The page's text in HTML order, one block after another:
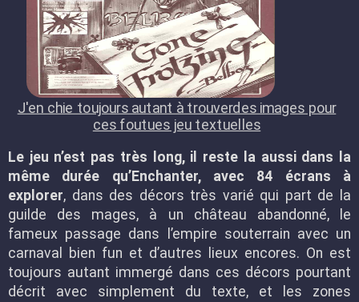
J'en chie toujours autant à trouverdes images pour
ces foutues jeu textuelles
Le jeu n’est pas très long, il reste la aussi dans la
même durée qu’Enchanter, avec 84 écrans à
explorer, dans des décors très varié qui part de la
guilde des mages, à un château abandonné, le
fameux passage dans l’empire souterrain avec un
carnaval bien fun et d’autres lieux encores. On est
toujours autant immergé dans ces décors pourtant
décrit avec simplement du texte, et les zones